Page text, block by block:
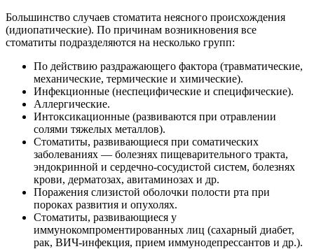
Большинство случаев стоматита неясного происхождения
(идиопатические). По причинам возникновения все
стоматиты подразделяются на несколько групп:
По действию раздражающего фактора (травматические,
механические, термические и химические).
Инфекционные (неспецифические и специфические).
Аллергические.
Интоксикационные (развиваются при отравлении
солями тяжелых металлов).
Стоматиты, развивающиеся при соматических
заболеваниях — болезнях пищеварительного тракта,
эндокринной и сердечно-сосудистой систем, болезнях
крови, дерматозах, авитаминозах и др.
Поражения слизистой оболочки полости рта при
пороках развития и опухолях.
Стоматиты, развивающиеся у
иммунокомпроментированных лиц (сахарный диабет,
рак, ВИЧ-инфекция, прием иммунодепрессантов и др.).